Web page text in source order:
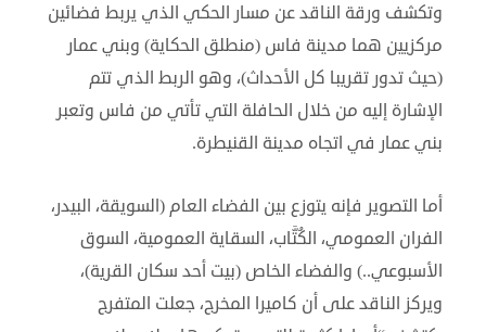
وتكشف ورقة الناقد عن مسار الحكي الذي يربط فضائين
مركزيين هما مدينة فاس (منطلق الحكاية) وبني عمار
(حيث تدور تقريبا كل الأحداث)، وهو الربط الذي تتم
الإشارة إليه من خلال الحافلة التي تأتي من فاس وتعبر
بني عمار في اتجاه مدينة القنيطرة.
أما التصوير فإنه يتوزع بين الفضاء العام (السويقة، البيدر،
الفران العمومي، الكُتَّاب، السقاية العمومية، السوق
الأسبوعي..) والفضاء الخاص (بيت أحد سكان القرية)،
ويركز الناقد على أن كاميرا المخرج، جعلت المتفرج